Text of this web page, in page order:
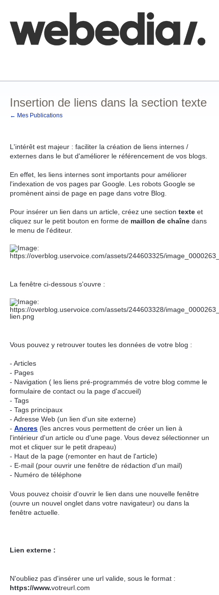
Insertion de liens dans la section texte
← Mes Publications
L'intérêt est majeur : faciliter la création de liens internes /
externes dans le but d'améliorer le référencement de vos blogs.
En effet, les liens internes sont importants pour améliorer
l'indexation de vos pages par Google. Les robots Google se
promènent ainsi de page en page dans votre Blog.
Pour insérer un lien dans un article, créez une section texte et
cliquez sur le petit bouton en forme de maillon de chaîne dans
le menu de l'éditeur.
La fenêtre ci-dessous s'ouvre :
Vous pouvez y retrouver toutes les données de votre blog :
- Articles
- Pages
- Navigation ( les liens pré-programmés de votre blog comme le
formulaire de contact ou la page d'accueil)
- Tags
- Tags principaux
- Adresse Web (un lien d'un site externe)
- Ancres (les ancres vous permettent de créer un lien à
l'intérieur d'un article ou d'une page. Vous devez sélectionner un
mot et cliquer sur le petit drapeau)
- Haut de la page (remonter en haut de l'article)
- E-mail (pour ouvrir une fenêtre de rédaction d'un mail)
- Numéro de téléphone
Vous pouvez choisir d'ouvrir le lien dans une nouvelle fenêtre
(ouvre un nouvel onglet dans votre navigateur) ou dans la
fenêtre actuelle.
Lien externe :
N'oubliez pas d'insérer une url valide, sous le format :
https://www.votreurl.com